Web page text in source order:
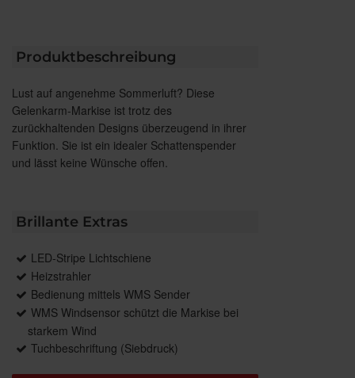
Produktbeschreibung
Lust auf angenehme Sommerluft? Diese
Gelenkarm-Markise ist trotz des
zurückhaltenden Designs überzeugend in ihrer
Funktion. Sie ist ein idealer Schattenspender
und lässt keine Wünsche offen.
Brillante Extras
LED-Stripe Lichtschiene
Heizstrahler
Bedienung mittels WMS Sender
WMS Windsensor schützt die Markise bei
starkem Wind
Tuchbeschriftung (Siebdruck)